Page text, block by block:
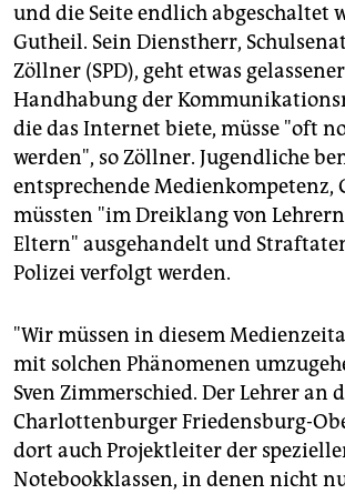
und die Seite endlich abgeschaltet
Gutheil. Sein Dienstherr,
Zöllner (SPD), geht etwas
Handhabung der
die das Internet biete, müsse "oft
werden", so Zöllner. Jugendliche
entsprechende Medienkompetenz,
müssten "im Dreiklang von
Eltern" ausgehandelt und
Polizei verfolgt werden.
"Wir müssen in diesem
mit solchen Phänomenen
Sven Zimmerschied. Der Lehrer an
Charlottenburger Friedensburg-
dort auch Projektleiter der
Notebookklassen, in denen nicht